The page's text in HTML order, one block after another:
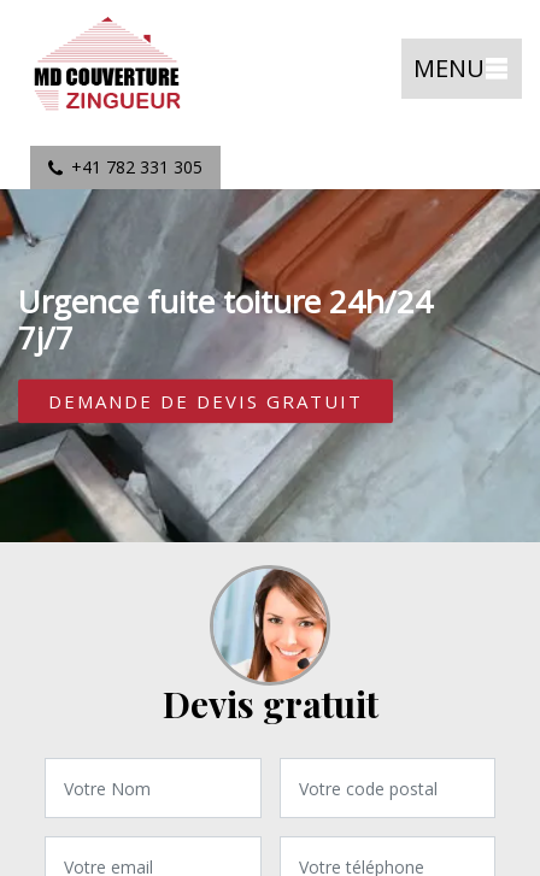
MENU
+41 782 331 305
Urgence fuite toiture 24h/24
7j/7
DEMANDE DE DEVIS GRATUIT
Devis gratuit